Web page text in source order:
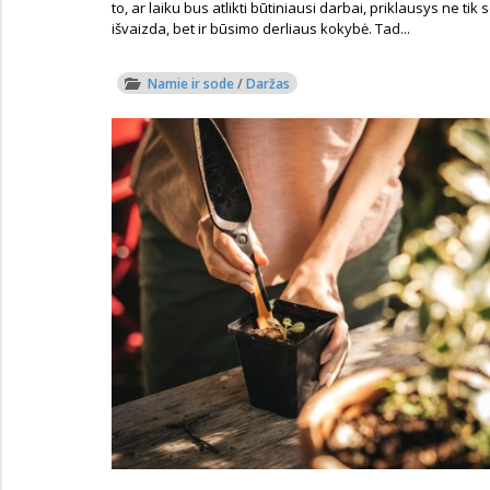
to, ar laiku bus atlikti būtiniausi darbai, priklausys ne tik
išvaizda, bet ir būsimo derliaus kokybė. Tad...
Namie ir sode/Daržas